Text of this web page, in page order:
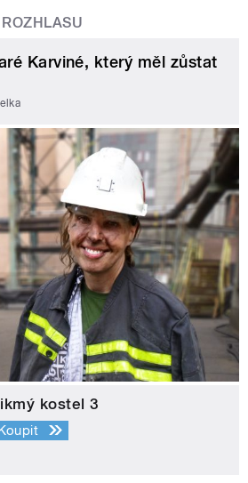
Karviné, který měl zůstat
kostel 3